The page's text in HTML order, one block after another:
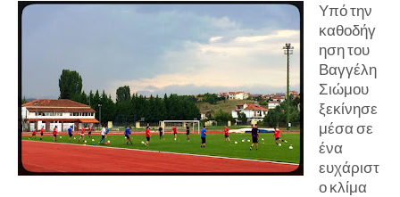
Υπό την
καθοδήγ
ηση του
Βαγγέλη
Σιώμου
ξεκίνησε
μέσα σε
ένα
ευχάριστ
ο κλίμα